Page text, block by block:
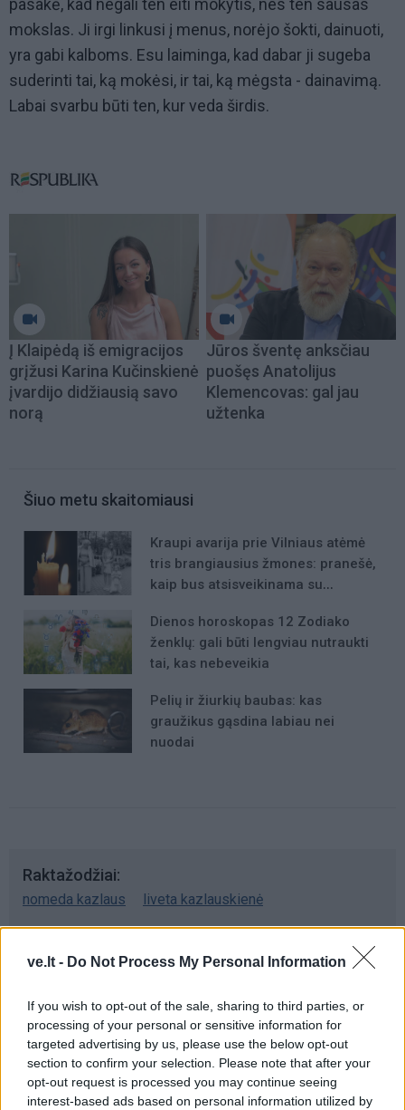
ve.lt - Do Not Process My Personal Information
If you wish to opt-out of the sale, sharing to third parties, or
processing of your personal or sensitive information for
targeted advertising by us, please use the below opt-out
section to confirm your selection. Please note that after your
opt-out request is processed you may continue seeing
interest-based ads based on personal information utilized by
pasakė, kad negali ten eiti mokytis, nes ten sausas
mokslas. Ji irgi linkusi į menus, norėjo šokti, dainuoti,
yra gabi kalboms. Esu laiminga, kad dabar ji sugeba
suderinti tai, ką mokėsi, ir tai, ką mėgsta - dainavimą.
Labai svarbu būti ten, kur veda širdis.
Į Klaipėdą iš emigracijos
grįžusi Karina Kučinskienė
įvardijo didžiausią savo
norą
Jūros šventę anksčiau
puošęs Anatolijus
Klemencovas: gal jau
užtenka
Šiuo metu skaitomiausi
Kraupi avarija prie Vilniaus atėmė
tris brangiausius žmones: pranešė,
kaip bus atsisveikinama su
Dienos horoskopas 12 Zodiako
ženklų: gali būti lengviau nutraukti
tai, kas nebeveikia
Pelių ir žiurkių baubas: kas
graužikus gąsdina labiau nei
nuodai
Raktažodžiai
nomeda kazlaus liveta kazlauskienė
Rašyti komentarą
Jūsų vardas